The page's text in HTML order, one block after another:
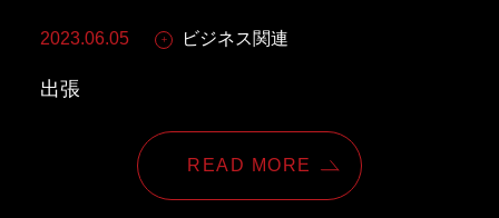
TOHO GROUP INSTAGRAM
YouTube
2023.06.05 ビジネス関連
出張
READ MORE